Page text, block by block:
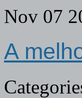
Nov 07
A